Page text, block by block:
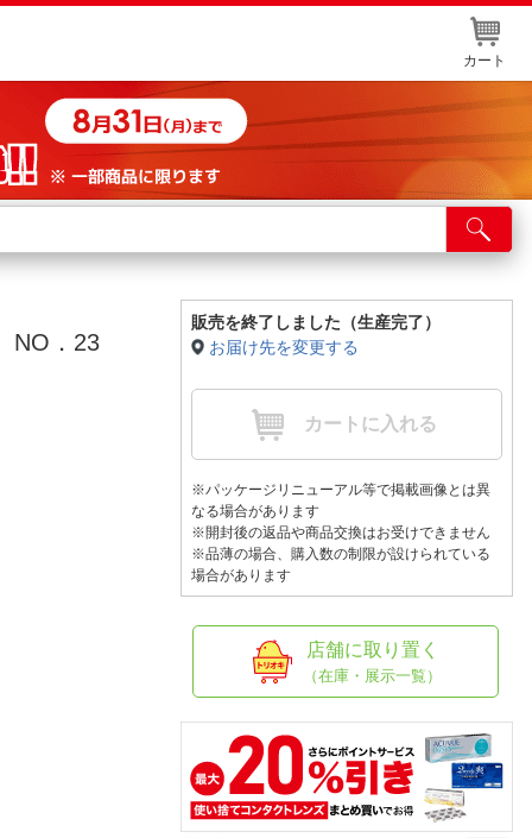
カート
舗サービス
ト取り置き
舗情報・店舗一覧
NO．23
販売を終了しました（生産完了）
お届け先を変更する
カートに入れる
※パッケージリニューアル等で掲載画像とは異
なる場合があります
※開封後の返品や商品交換はお受けできません
※品薄の場合、購入数の制限が設けられている
場合があります
店舗に取り置く
（在庫・展示一覧）